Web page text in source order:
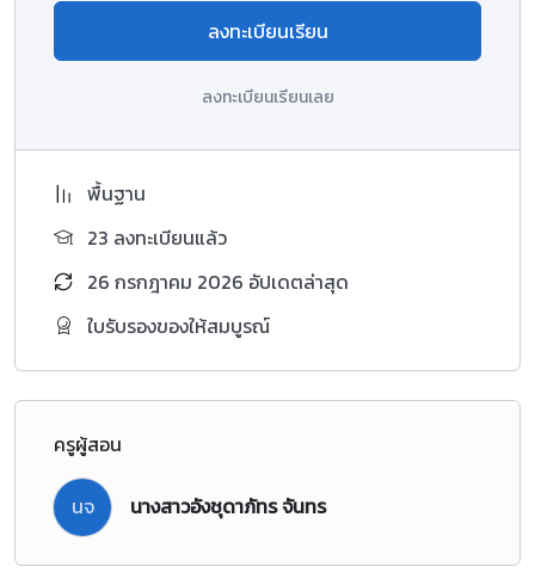
ลงทะเบียนเรียน
ลงทะเบียนเรียนเลย
พื้นฐาน
23 ลงทะเบียนแล้ว
26 กรกฎาคม 2026 อัปเดตล่าสุด
ใบรับรองของให้สมบูรณ์
ครูผู้สอน
นจ นางสาวอังชุดาภัทร จันทร